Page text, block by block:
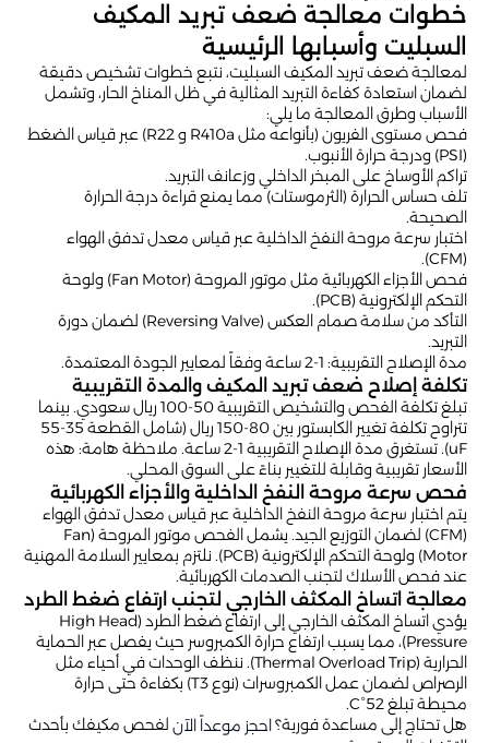
خطوات معالجة ضعف تبريد المكيف
السبليت وأسبابها الرئيسية
لمعالجة ضعف تبريد المكيف السبليت، نتبع خطوات تشخيص دقيقة
لضمان استعادة كفاءة التبريد المثالية في ظل المناخ الحار، وتشمل
الأسباب وطرق المعالجة ما يلي:
فحص مستوى الفريون (بأنواعه مثل R410a و R22) عبر قياس الضغط
تراكم الأوساخ على المبخر الداخلي وزعانف التبريد.
تلف حساس الحرارة (الثرموستات) مما يمنع قراءة درجة الحرارة
الصحيحة.
اختبار سرعة مروحة النفخ الداخلية عبر قياس معدل تدفق الهواء
فحص الأجزاء الكهربائية مثل موتور المروحة (Fan Motor) ولوحة
التحكم الإلكترونية (PCB).
التأكد من سلامة صمام العكس (Reversing Valve) لضمان دورة
التبريد.
مدة الإصلاح التقريبية: 1-2 ساعة وفقاً لمعايير الجودة المعتمدة.
تكلفة إصلاح ضعف تبريد المكيف والمدة التقريبية
تبلغ تكلفة الفحص والتشخيص التقريبية 50-100 ريال سعودي. بينما
تتراوح تكلفة تغيير الكابستور بين 80-150 ريال (شامل القطعة 35-55
uF). تستغرق مدة الإصلاح التقريبية 1-2 ساعة. ملاحظة هامة: هذه
الأسعار تقريبية وقابلة للتغيير بناءً على السوق المحلي.
فحص سرعة مروحة النفخ الداخلية والأجزاء الكهربائية
يتم اختبار سرعة مروحة النفخ الداخلية عبر قياس معدل تدفق الهواء
(CFM) لضمان التوزيع الجيد. يشمل الفحص موتور المروحة (Fan
Motor) ولوحة التحكم الإلكترونية (PCB). نلتزم بمعايير السلامة المهنية
عند فحص الأسلاك لتجنب الصدمات الكهربائية.
معالجة اتساخ المكثف الخارجي لتجنب ارتفاع ضغط الطرد
يؤدي اتساخ المكثف الخارجي إلى ارتفاع ضغط الطرد (High Head
Pressure)، مما يسبب ارتفاع حرارة الكمبروسر حيث يفصل عبر الحماية
الحرارية (Thermal Overload Trip). ننظف الوحدات في أحياء مثل
الرصراص لضمان عمل الكمبروسرات (نوع T3) بكفاءة حتى حرارة
محيطة تبلغ 52°C.
هل تحتاج إلى مساعدة فورية؟احجز موعداً الآنلفحص مكيفك بأحدث